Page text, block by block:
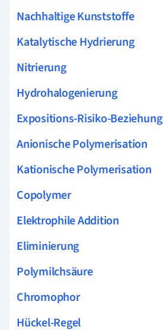
Nachhaltige Kunststoffe
Katalytische Hydrierung
Nitrierung
Hydrohalogenierung
Expositions-Risiko-Beziehung
Anionische Polymerisation
Kationische Polymerisation
Copolymer
Elektrophile Addition
Eliminierung
Polymilchsäure
Chromophor
Hückel-Regel